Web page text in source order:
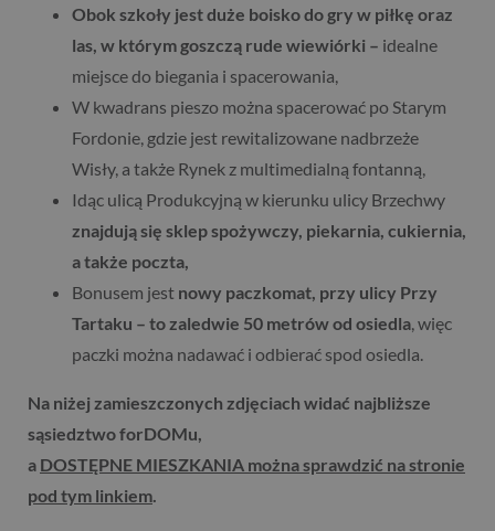
Obok szkoły jest duże boisko do gry w piłkę oraz
las, w którym goszczą rude wiewiórki – idealne
miejsce do biegania i spacerowania,
W kwadrans pieszo można spacerować po Starym
Fordonie, gdzie jest rewitalizowane nadbrzeże
Wisły, a także Rynek z multimedialną fontanną,
Idąc ulicą Produkcyjną w kierunku ulicy Brzechwy
znajdują się sklep spożywczy, piekarnia, cukiernia,
a także poczta,
Bonusem jest nowy paczkomat, przy ulicy Przy
Tartaku – to zaledwie 50 metrów od osiedla, więc
paczki można nadawać i odbierać spod osiedla.
Na niżej zamieszczonych zdjęciach widać najbliższe
sąsiedztwo forDOMu,
a DOSTĘPNE MIESZKANIA można sprawdzić na stronie
pod tym linkiem.